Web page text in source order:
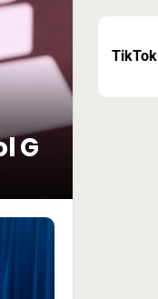
G
TikTok